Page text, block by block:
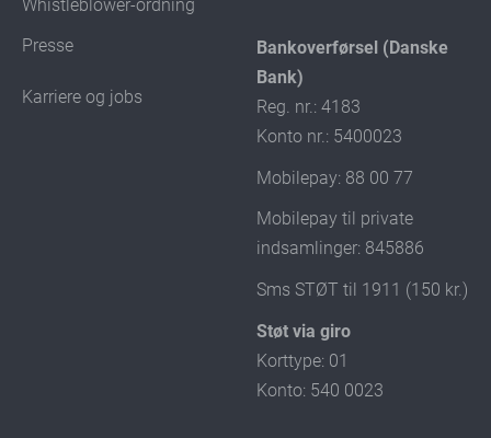
Whistleblower-ordning
Presse
Karriere og jobs
Bankoverførsel (Danske
Bank)
Reg. nr.: 4183
Konto nr.: 5400023
Mobilepay: 88 00 77
Mobilepay til private
indsamlinger: 845886
Sms STØT til 1911 (150 kr.)
Støt via giro
Korttype: 01
Konto: 540 0023